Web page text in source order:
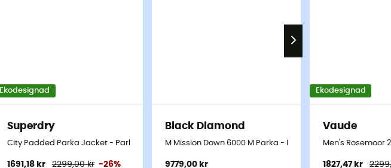
Ekodesignad
Superdry
City Padded Parka Jacket - Parka - Herr
1691,18 kr 2299,00 kr -26%
Black Diamond
M Mission Down 6000 M Parka - Parka - Herr
9779,00 kr
Ekodesignad
Vaude
Men's Rosemoor
1827,47 kr